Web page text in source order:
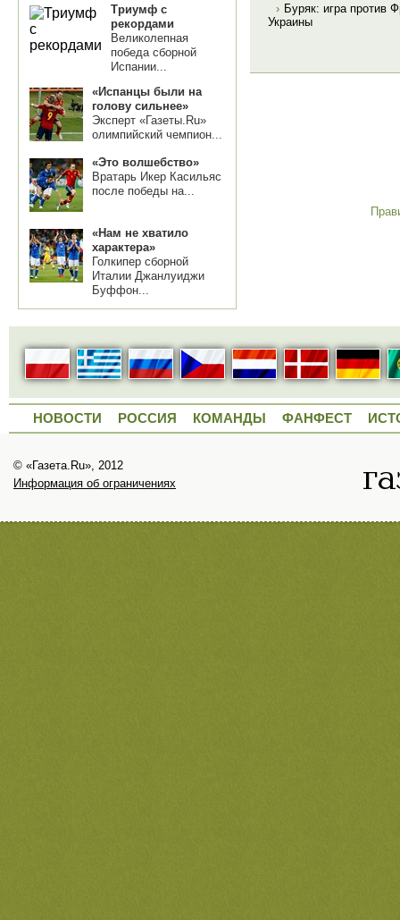
Триумф с
рекордами
Великолепная
победа сборной
Испании...
«Испанцы были на
голову сильнее»
Эксперт «Газеты.Ru»
олимпийский чемпион...
«Это волшебство»
Вратарь Икер Касильяс
после победы на...
«Нам не хватило
характера»
Голкипер сборной
Италии Джанлуиджи
Буффон...
› Буряк: игра против
Украины
НОВОСТИ РОССИЯ КОМАНДЫ ФАНФЕСТ
© «Газета.Ru», 2012
Информация об ограничениях